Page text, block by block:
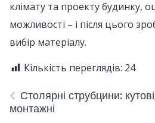
клімату та проекту будинку,
можливості – і після цього
вибір матеріалу.
Кількість переглядів: 24
Столярні струбцини:
монтажні